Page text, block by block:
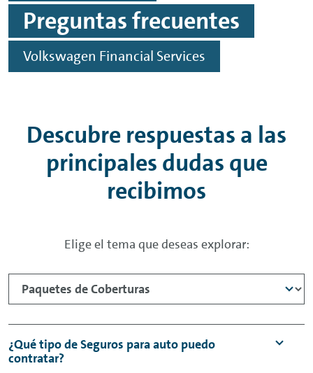
Preguntas frecuentes
Volkswagen Financial Services
Descubre respuestas a las
principales dudas que
recibimos
Elige el tema que deseas explorar:
¿Qué tipo de Seguros para auto puedo
contratar?